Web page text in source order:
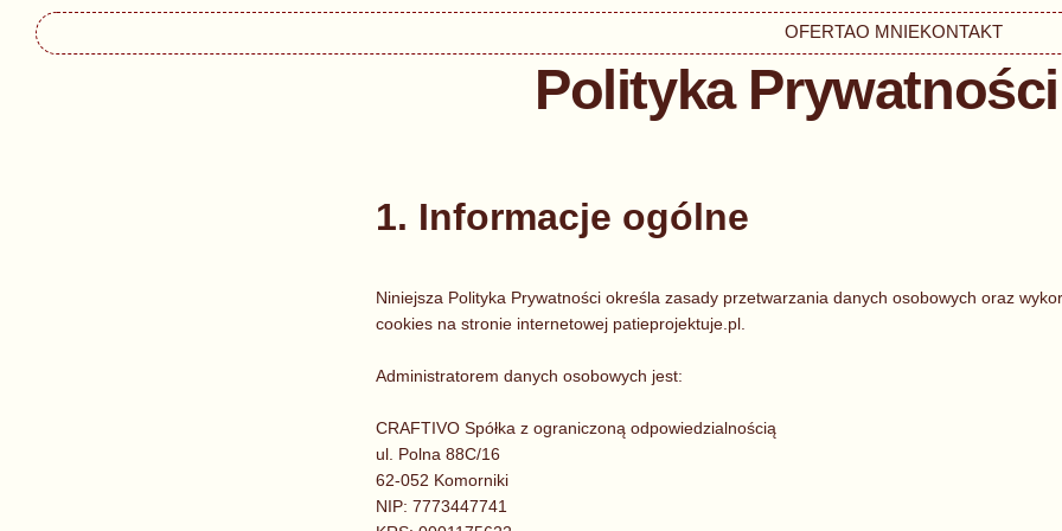
OFERTAO MNIEKONTAKT
Polityka Prywatności
1. Informacje ogólne
Niniejsza Polityka Prywatności określa zasady przetwarzania danych osobowych oraz
cookies na stronie internetowej patieprojektuje.pl.
Administratorem danych osobowych jest:
CRAFTIVO Spółka z ograniczoną odpowiedzialnością
ul. Polna 88C/16
62-052 Komorniki
NIP: 7773447741